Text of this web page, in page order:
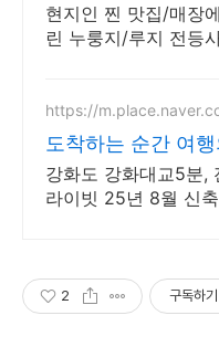
현지인 찐 맛집/매장
린 누룽지/루지 전등
https://
도착하는 순간 여
강화도 강화대교5분,
라이빗 25년 8월 신
2 구독하기